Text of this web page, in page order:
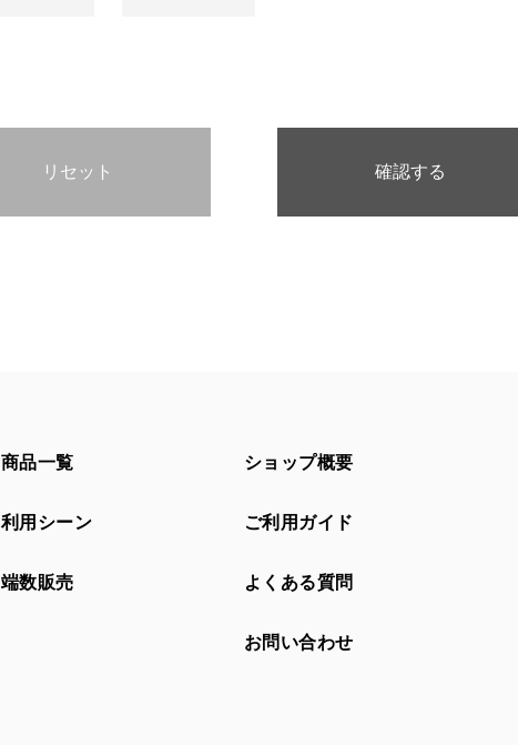
リセット 確認する
商品一覧
利用シーン
端数販売
ショップ概要
ご利用ガイド
よくある質問
お問い合わせ